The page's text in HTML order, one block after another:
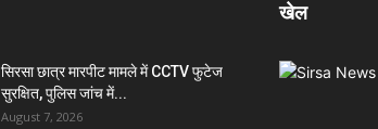
सिरसा छात्र मारपीट मामले में CCTV फुटेज
सुरक्षित, पुलिस जांच में...
August 7, 2026
खेल